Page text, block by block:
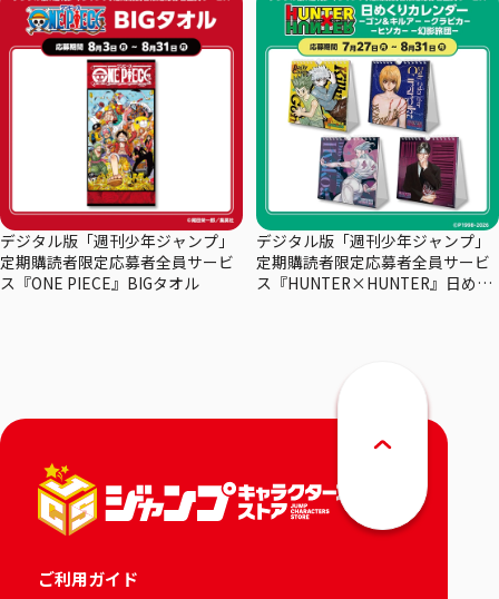
デジタル版「週刊少年ジャンプ」
定期購読者限定応募者全員サービ
ス『ONE PIECE』BIGタオル
デジタル版「週刊少年ジャンプ」
定期購読者限定応募者全員サービ
ス『HUNTER×HUNTER』日めく
ご利用ガイド